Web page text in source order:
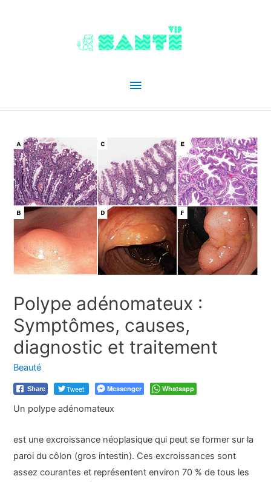
Menu
Polype adénomateux :
Symptômes, causes,
diagnostic et traitement
Beauté
Share Tweet Messenger Whatsapp
Un polypeadénomateux
est une excroissance néoplasique qui peut se former sur la
paroi du côlon (gros intestin). Ces excroissances sont
assez courantes et représentent environ 70 % de tous les